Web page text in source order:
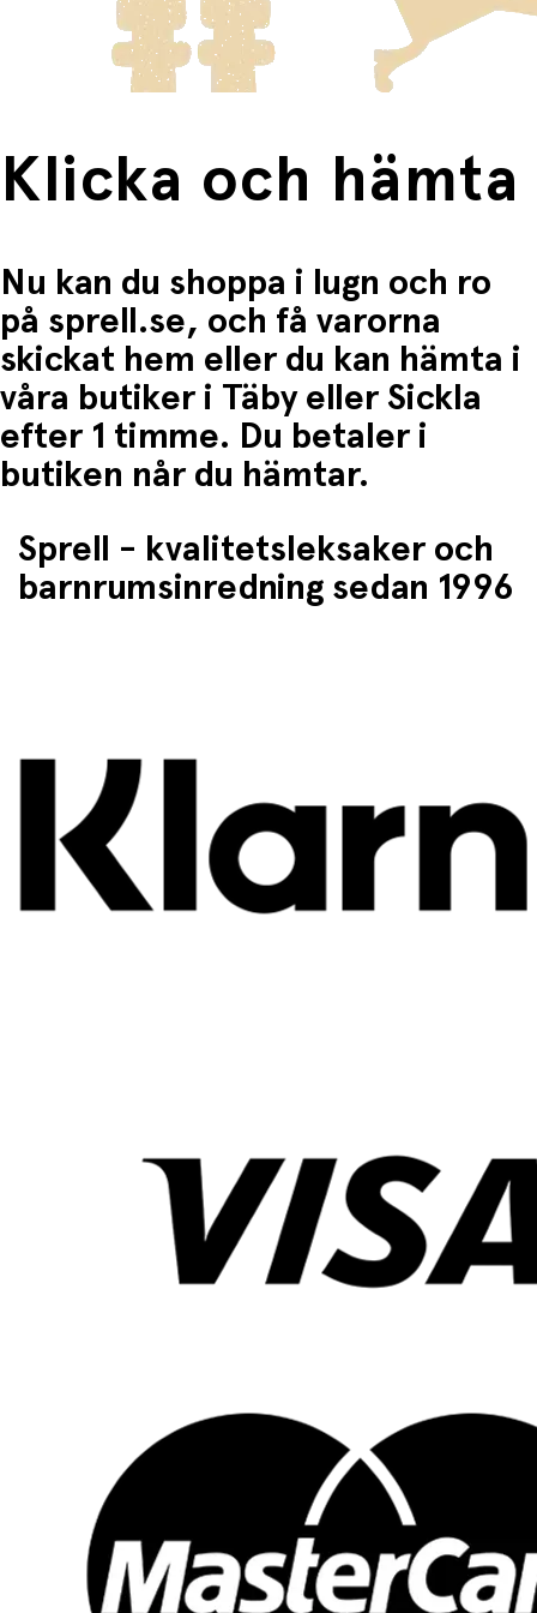
Fri frakt när du handlar för mer än 1500:-
Klicka och hämta
Nu kan du shoppa i lugn och ro
på sprell.se, och få varorna
skickat hem eller du kan hämta i
våra butiker i Täby eller Sickla
efter 1 timme. Du betaler i
butiken når du hämtar.
Sprell - kvalitetsleksaker och
barnrumsinredning sedan 1996